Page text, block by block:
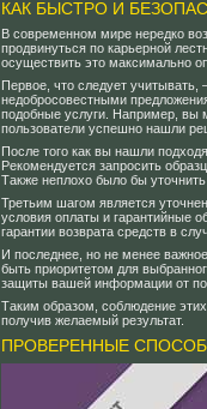
КАК БЫСТРО И
В современном мире нередко
продвинуться по карьерной
осуществить это максимально
Первое, что следует
недобросовестными
подобные услуги. Например, вы
пользователи успешно нашли
После того как вы нашли
Рекомендуется запросить
Также неплохо было бы
Третьим шагом является
условия оплаты и гарантийные
гарантии возврата средств в
И последнее, но не менее
быть приоритетом для
защиты вашей информации от
Таким образом, соблюдение
получив желаемый результат.
ПРОВЕРЕННЫЕ